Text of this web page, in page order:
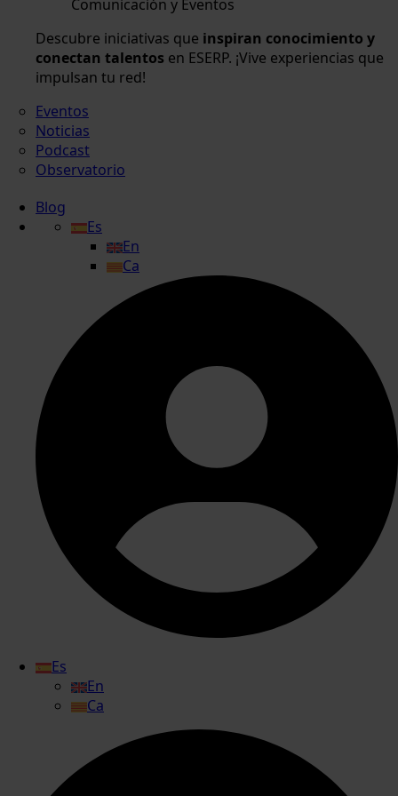
Comunicación y Eventos
Descubre iniciativas que inspiran conocimiento y
conectan talentos en ESERP. ¡Vive experiencias que
impulsan tu red!
Eventos
Noticias
Podcast
Observatorio
Blog
Es
En
Ca
Es
En
Ca